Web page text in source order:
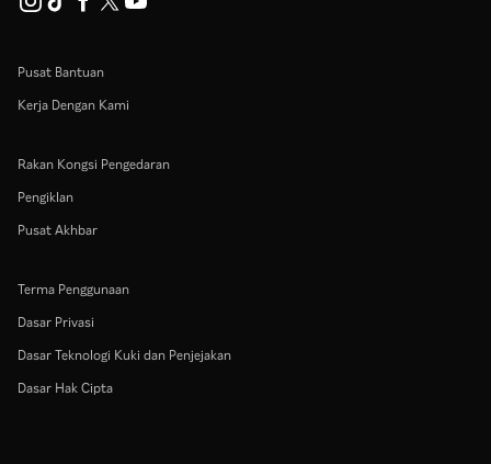
Pusat Bantuan
Kerja Dengan Kami
Rakan Kongsi Pengedaran
Pengiklan
Pusat Akhbar
Terma Penggunaan
Dasar Privasi
Dasar Teknologi Kuki dan Penjejakan
Dasar Hak Cipta